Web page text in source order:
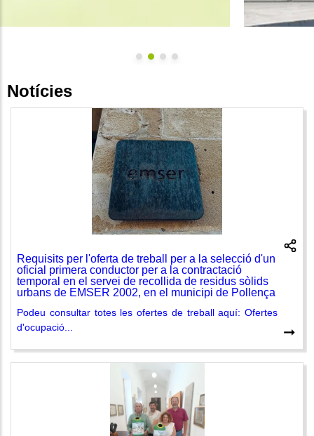
Notícies
Requisits per l'oferta de treball per a la selecció d'un
oficial primera conductor per a la contractació
temporal en el servei de recollida de residus sòlids
urbans de EMSER 2002, en el municipi de Pollença
Podeu consultar totes les ofertes de treball aquí: Ofertes
d'ocupació...
➞